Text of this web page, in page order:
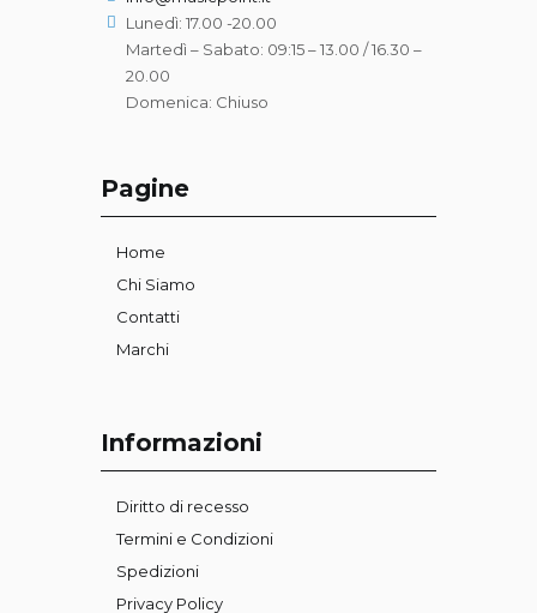
Lunedì: 17.00 -20.00
Martedì – Sabato: 09:15 – 13.00 / 16.30 –
20.00
Domenica: Chiuso
Pagine
Home
Chi Siamo
Contatti
Marchi
Informazioni
Diritto di recesso
Termini e Condizioni
Spedizioni
Privacy Policy